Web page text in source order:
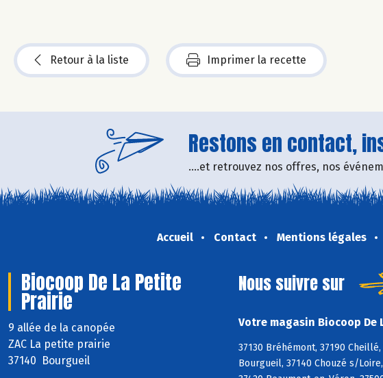
Retour à la liste Imprimer la recette
Restons en contact,
....et retrouvez nos offres, nos
Accueil Contact Mentions légales
Biocoop De La Petite
Prairie
9 allée de la canopée
ZAC La petite prairie
37140 Bourgueil
Nous suivre sur
Votre magasin Biocoop De
37130 Bréhémont, 37190
Bourgueil, 37140 Chouzé s/